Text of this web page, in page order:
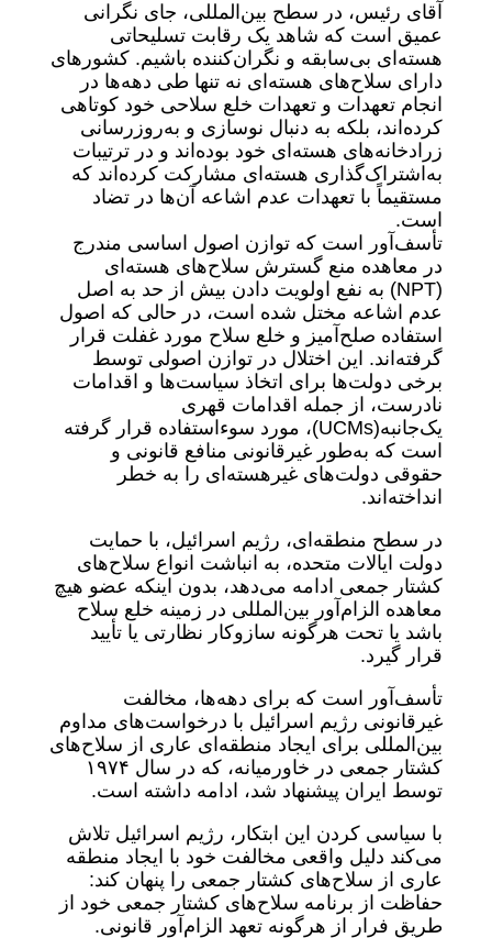
آقای رئیس، در سطح بین‌المللی، جای نگرانی
عمیق است که شاهد یک رقابت تسلیحاتی
هسته‌ای بی‌سابقه و نگران‌کننده باشیم. کشورهای
دارای سلاح‌های هسته‌ای نه تنها طی دهه‌ها در
انجام تعهدات و تعهدات خلع سلاحی خود کوتاهی
کرده‌اند، بلکه به دنبال نوسازی و به‌روزرسانی
زرادخانه‌های هسته‌ای خود بوده‌اند و در ترتیبات
به‌اشتراک‌گذاری هسته‌ای مشارکت کرده‌اند که
مستقیماً با تعهدات عدم اشاعه آن‌ها در تضاد
است.
تأسف‌آور است که توازن اصول اساسی مندرج
در معاهده منع گسترش سلاح‌های هسته‌ای
(NPT) به نفع اولویت دادن بیش از حد به اصل
عدم اشاعه مختل شده است، در حالی که اصول
استفاده صلح‌آمیز و خلع سلاح مورد غفلت قرار
گرفته‌اند. این اختلال در توازن اصولی توسط
برخی دولت‌ها برای اتخاذ سیاست‌ها و اقدامات
نادرست، از جمله اقدامات قهری
یک‌جانبه(UCMs)، مورد سوءاستفاده قرار گرفته
است که به‌طور غیرقانونی منافع قانونی و
حقوقی دولت‌های غیرهسته‌ای را به خطر
انداخته‌اند.
در سطح منطقه‌ای، رژیم اسرائیل، با حمایت
دولت ایالات متحده، به انباشت انواع سلاح‌های
کشتار جمعی ادامه می‌دهد، بدون اینکه عضو هیچ
معاهده الزام‌آور بین‌المللی در زمینه خلع سلاح
باشد یا تحت هرگونه سازوکار نظارتی یا تأیید
قرار گیرد.
تأسف‌آور است که برای دهه‌ها، مخالفت
غیرقانونی رژیم اسرائیل با درخواست‌های مداوم
بین‌المللی برای ایجاد منطقه‌ای عاری از سلاح‌های
کشتار جمعی در خاورمیانه، که در سال ۱۹۷۴
توسط ایران پیشنهاد شد، ادامه داشته است.
با سیاسی کردن این ابتکار، رژیم اسرائیل تلاش
می‌کند دلیل واقعی مخالفت خود با ایجاد منطقه
عاری از سلاح‌های کشتار جمعی را پنهان کند:
حفاظت از برنامه سلاح‌های کشتار جمعی خود از
طریق فرار از هرگونه تعهد الزام‌آور قانونی.